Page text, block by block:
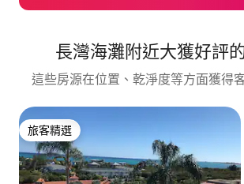
長灣海灘附近大獲好評
這些房源在位置、乾淨度等方面獲得
旅客精選
旅客精選